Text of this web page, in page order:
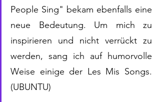
People Sing" bekam ebenfalls eine
neue Bedeutung. Um mich zu
inspirieren und nicht verrückt zu
werden, sang ich auf humorvolle
Weise einige der Les Mis Songs.
(UBUNTU)